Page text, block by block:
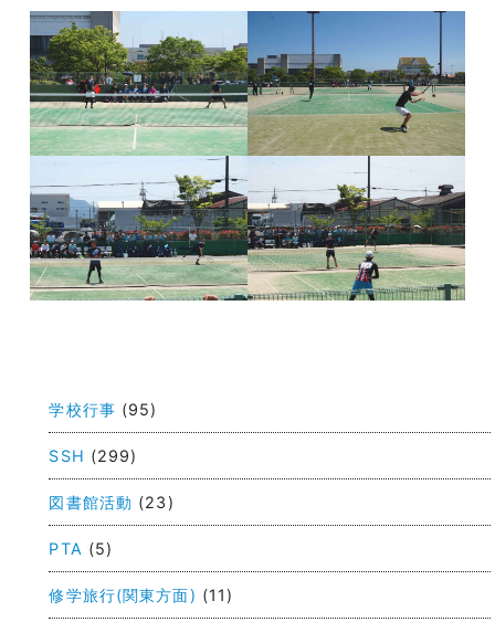
ナ
ビ
ゲ
ー
シ
ョ
学校行事 (95)
SSH (299)
図書館活動 (23)
PTA (5)
修学旅行(関東方面) (11)